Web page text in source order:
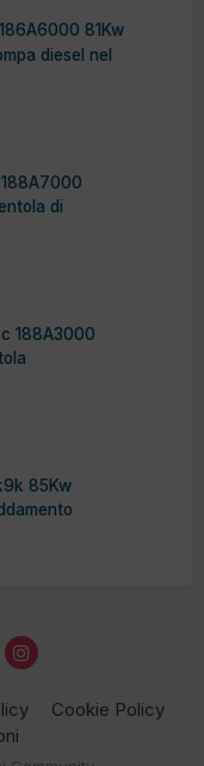
81Kw
diesel nel
188A7000
di
188A3000
85Kw
Cookie Policy